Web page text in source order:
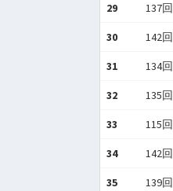
29 137回
30 142回
31 134回
32 135回
33 115回
34 142回
35 139回